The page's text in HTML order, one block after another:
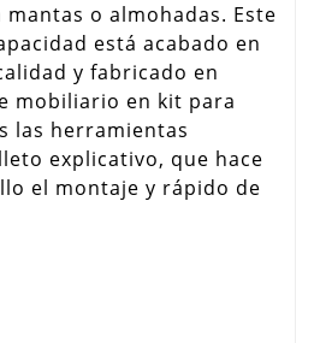
o almohadas. Este
está acabado en
y fabricado en
mobiliario en kit para
las herramientas
explicativo, que hace
el montaje y rápido de